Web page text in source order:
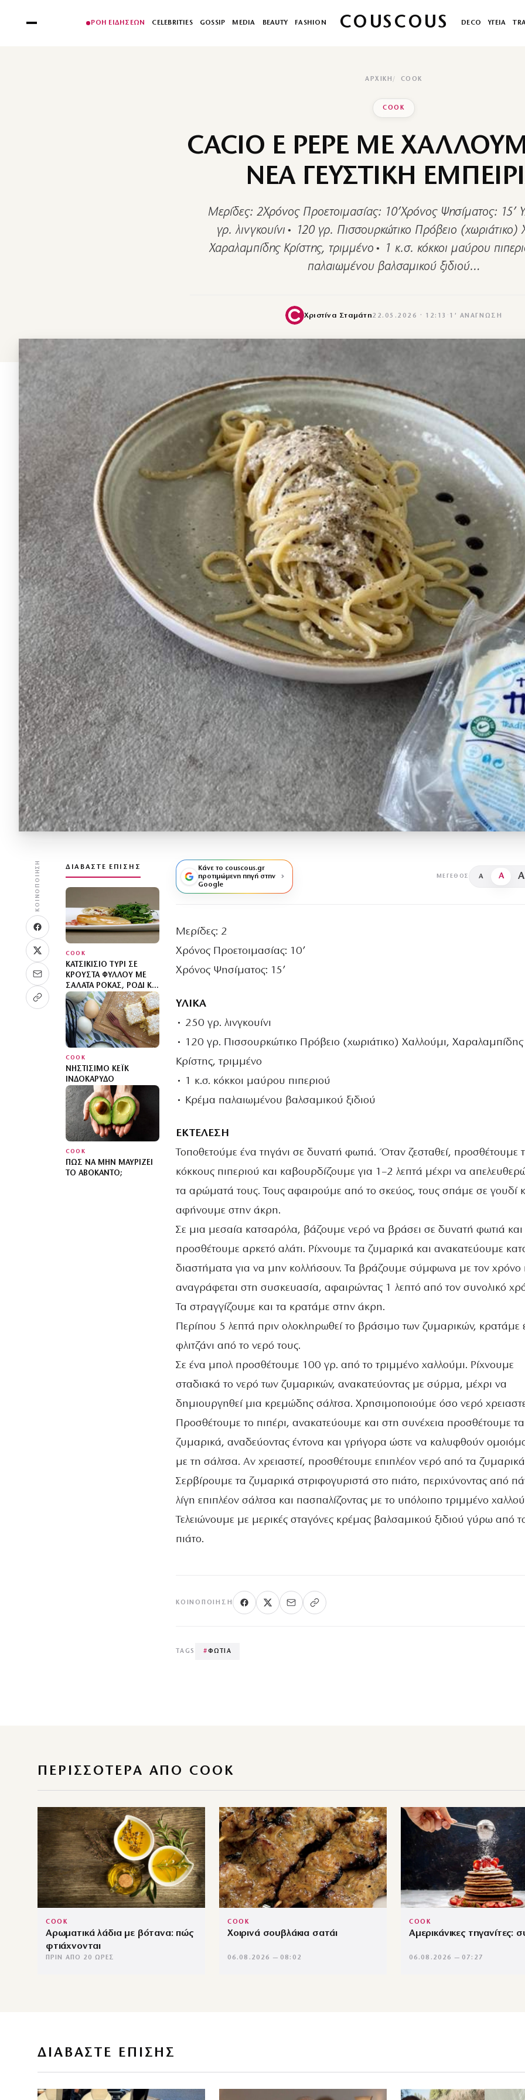
ΡΟΗ ΕΙΔΗΣΕΩΝ CELEBRITIES GOSSIP MEDIA BEAUTY FASHION COUSCOUS DECO ΥΓΕΙΑ
ΑΡΧΙΚΉ COOK
COOK
CACIO E PEPE ΜΕ
ΝΕΑ ΓΕΥΣΤΙΚΗ
Μερίδες: 2Χρόνος Προετοιμασίας: 10’Χρόνος Ψησίματος: 15’
γρ. λινγκουίνι• 120 γρ. Πισσουρκώτικο Πρόβειο (χωριάτικο)
Χαραλαμπίδης Κρίστης, τριμμένο• 1 κ.σ. κόκκοι μαύρου
παλαιωμένου βαλσαμικού ξιδιού…
Χριστίνα Σταμάτη22.05.2026 · 12:13 · 1′ ΑΝΆΓΝΩΣΗ
ΚΟΙΝΟΠΟΊΗΣΗ ΔΙΑΒΆΣΤΕ ΕΠΊΣΗΣ
COOK
ΚΑΤΣΙΚΊΣΙΟ ΤΥΡΊ ΣΕ
ΚΡΟΎΣΤΑ ΦΎΛΛΟΥ ΜΕ
ΣΑΛΆΤΑ ΡΌΚΑΣ, ΡΌΔΙ ΚΑΙ
ΚΟΥΚΟΥΝΆΡΙΑ
COOK
ΝΗΣΤΊΣΙΜΟ ΚΈΙΚ
ΙΝΔΟΚΆΡΥΔΟ
COOK
ΠΏΣ ΝΑ ΜΗΝ ΜΑΥΡΊΖΕΙ
ΤΟ ΑΒΟΚΆΝΤΟ;
Κάνε το couscous.gr
προτιμώμενη πηγή στην
Google
ΜΈΓΕΘΟΣ A A A
Μερίδες: 2
Χρόνος Προετοιμασίας: 10’
Χρόνος Ψησίματος: 15’
ΥΛΙΚΑ
• 250 γρ. λινγκουίνι
• 120 γρ. Πισσουρκώτικο Πρόβειο (χωριάτικο) Χαλλούμι, Χαραλαμπίδης
Κρίστης, τριμμένο
• 1 κ.σ. κόκκοι μαύρου πιπεριού
• Κρέμα παλαιωμένου βαλσαμικού ξιδιού
ΕΚΤΕΛΕΣΗ
Τοποθετούμε ένα τηγάνι σε δυνατή φωτιά. Όταν ζεσταθεί, προσθέτουμε
κόκκους πιπεριού και καβουρδίζουμε για 1–2 λεπτά μέχρι να
τα αρώματά τους. Τους αφαιρούμε από το σκεύος, τους σπάμε σε γουδί
αφήνουμε στην άκρη.
Σε μια μεσαία κατσαρόλα, βάζουμε νερό να βράσει σε δυνατή φωτιά και
προσθέτουμε αρκετό αλάτι. Ρίχνουμε τα ζυμαρικά και ανακατεύουμε
διαστήματα για να μην κολλήσουν. Τα βράζουμε σύμφωνα με τον χρόνο
αναγράφεται στη συσκευασία, αφαιρώντας 1 λεπτό από τον συνολικό
Τα στραγγίζουμε και τα κρατάμε στην άκρη.
Περίπου 5 λεπτά πριν ολοκληρωθεί το βράσιμο των ζυμαρικών, κρατάμε
φλιτζάνι από το νερό τους.
Σε ένα μπολ προσθέτουμε 100 γρ. από το τριμμένο χαλλούμι. Ρίχνουμε
σταδιακά το νερό των ζυμαρικών, ανακατεύοντας με σύρμα, μέχρι να
δημιουργηθεί μια κρεμώδης σάλτσα. Χρησιμοποιούμε όσο νερό
Προσθέτουμε το πιπέρι, ανακατεύουμε και στη συνέχεια προσθέτουμε τα
ζυμαρικά, αναδεύοντας έντονα και γρήγορα ώστε να καλυφθούν
με τη σάλτσα. Αν χρειαστεί, προσθέτουμε επιπλέον νερό από τα
Σερβίρουμε τα ζυμαρικά στριφογυριστά στο πιάτο, περιχύνοντας από
λίγη επιπλέον σάλτσα και πασπαλίζοντας με το υπόλοιπο τριμμένο
Τελειώνουμε με μερικές σταγόνες κρέμας βαλσαμικού ξιδιού γύρω από
πιάτο.
ΚΟΙΝΟΠΟΊΗΣΗ
TAGS #ΦΩΤΙΑ
ΠΕΡΙΣΣΌΤΕΡΑ ΑΠΌ COOK
COOK
Αρωματικά λάδια με βότανα: πώς
φτιάχνονται
ΠΡΙΝ ΑΠΌ 20 ΏΡΕΣ
COOK
Χοιρινά σουβλάκια σατάι
06.08.2026 — 08:02
COOK
Αμερικάνικες τηγανίτες:
06.08.2026 — 07:27
ΔΙΑΒΑΣΤΕ ΕΠΙΣΗΣ